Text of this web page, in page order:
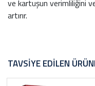
ve kartuşun verimliliğini
artırır.
TAVSIYE EDILEN